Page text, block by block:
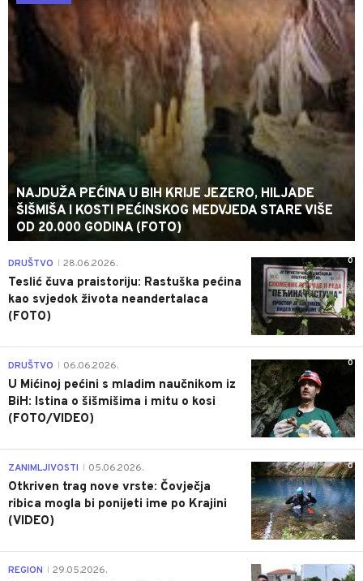
NAJDUŽA PEĆINA U BIH KRIJE JEZERO, HILJADE
ŠIŠMIŠA I KOSTI PEĆINSKOG MEDVJEDA STARE VIŠE
OD 20.000 GODINA (FOTO)
0
DRUŠTVO 28.06.2026.
Teslić čuva praistoriju: Rastuška pećina
kao svjedok života neandertalaca
(FOTO)
0
DRUŠTVO 06.06.2026.
U Mićinoj pećini s mladim naučnikom iz
BiH: Istina o šišmišima i mitu o kosi
(FOTO/VIDEO)
0
ZANIMLJIVOSTI 05.06.2026.
Otkriven trag nove vrste: Čovječja
ribica mogla bi ponijeti ime po Krajini
(VIDEO)
0
REGION 29.05.2026.